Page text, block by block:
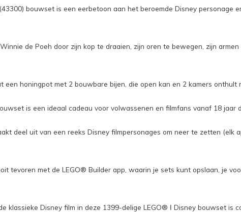
bouwset is een eerbetoon aan het beroemde Disney
Winnie de Poeh door zijn kop te draaien, zijn oren te bewegen, zijn
een honingpot met 2 bouwbare bijen, die open kan en 2 kamers
is een ideaal cadeau voor volwassenen en filmfans vanaf 18
deel uit van een reeks Disney filmpersonages om neer te zetten
tevoren met de LEGO® Builder app, waarin je sets kunt opslaan, je
klassieke Disney film in deze 1399-delige LEGO® ǀ Disney bouwset is